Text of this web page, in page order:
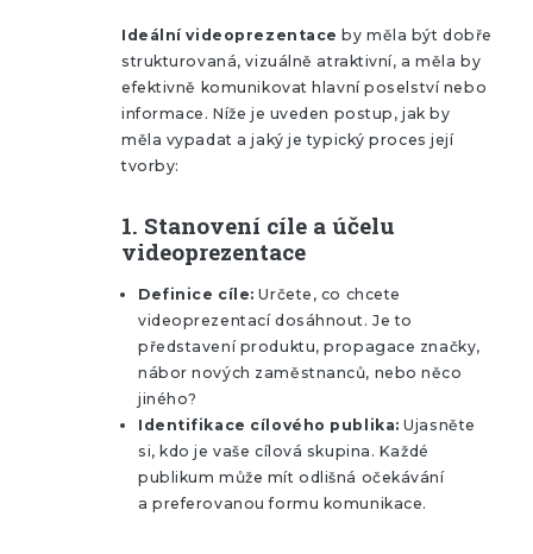
Ideální videoprezentace by měla být dobře
strukturovaná, vizuálně atraktivní, a měla by
efektivně komunikovat hlavní poselství nebo
informace. Níže je uveden postup, jak by
měla vypadat a jaký je typický proces její
tvorby:
1. Stanovení cíle a účelu
videoprezentace
Definice cíle: Určete, co chcete
videoprezentací dosáhnout. Je to
představení produktu, propagace značky,
nábor nových zaměstnanců, nebo něco
jiného?
Identifikace cílového publika: Ujasněte
si, kdo je vaše cílová skupina. Každé
publikum může mít odlišná očekávání
a preferovanou formu komunikace.